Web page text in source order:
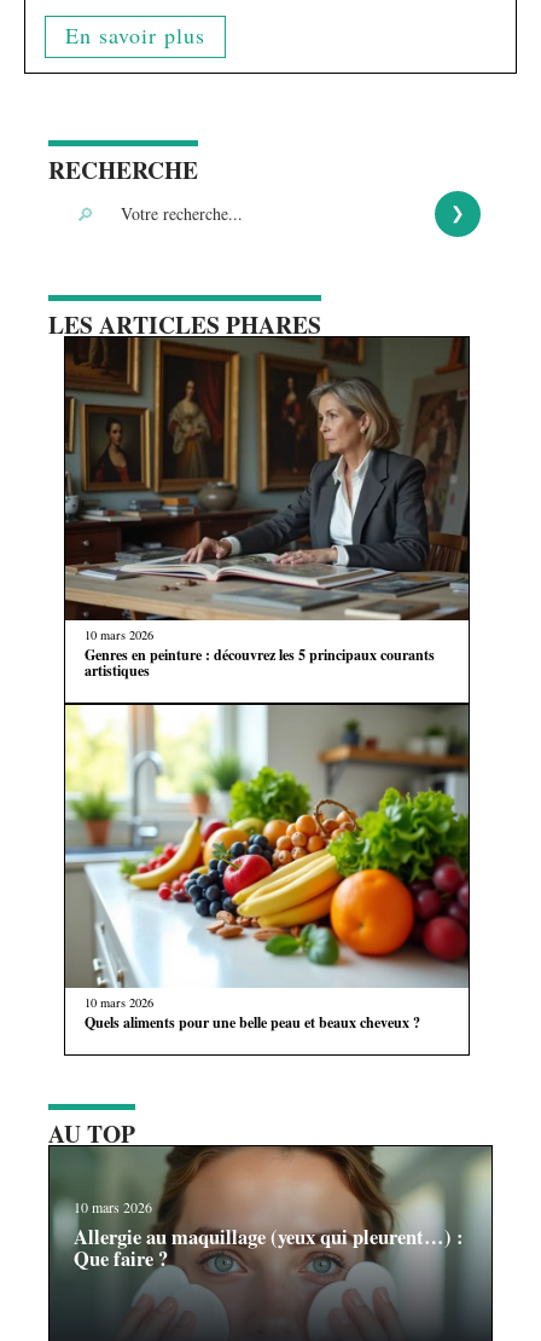
En savoir plus
RECHERCHE
LES ARTICLES PHARES
10 mars 2026
Genres en peinture : découvrez les 5 principaux courants
artistiques
10 mars 2026
Quels aliments pour une belle peau et beaux cheveux ?
AU TOP
10 mars 2026
Allergie au maquillage (yeux qui pleurent…) :
Que faire ?